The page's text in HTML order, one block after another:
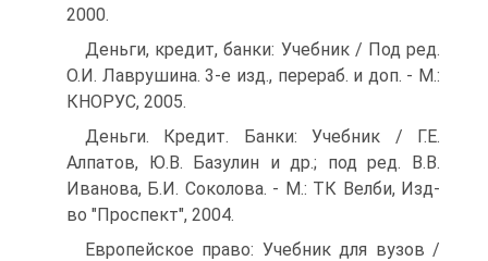
2000.
Деньги, кредит, банки: Учебник / Под ред.
О.И. Лаврушина. 3-е изд., перераб. и доп. - М.:
КНОРУС, 2005.
Деньги. Кредит. Банки: Учебник / Г.Е.
Алпатов, Ю.В. Базулин и др.; под ред. В.В.
Иванова, Б.И. Соколова. - М.: ТК Велби, Изд-
во "Проспект", 2004.
Европейское право: Учебник для вузов /